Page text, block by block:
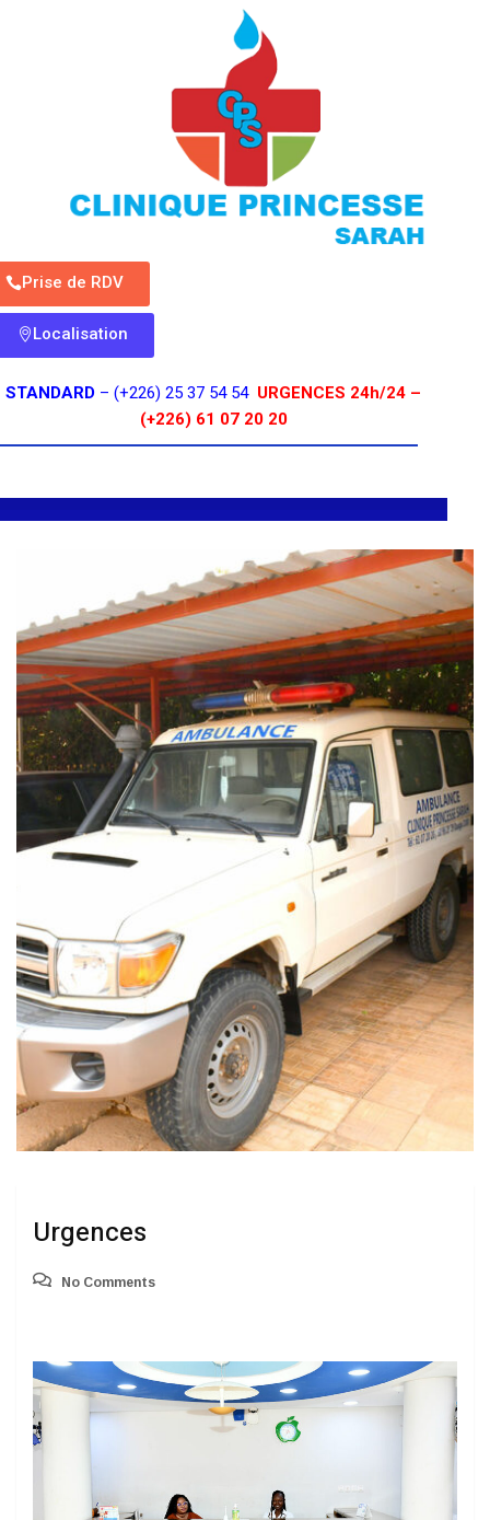
Prise de RDV
Localisation
STANDARD – (+226) 25 37 54 54 URGENCES 24h/24 –
(+226) 61 07 20 20
Urgences
No Comments